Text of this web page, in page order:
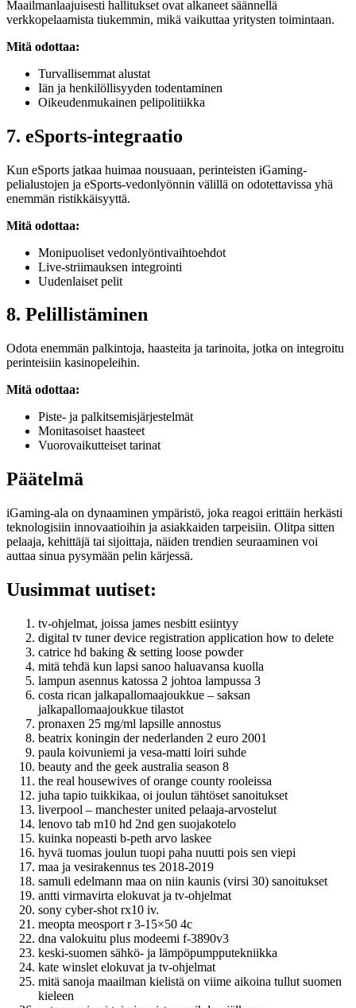
Maailmanlaajuisesti hallitukset ovat alkaneet säännellä
verkkopelaamista tiukemmin, mikä vaikuttaa yritysten toimintaan.
Mitä odottaa:
Turvallisemmat alustat
Iän ja henkilöllisyyden todentaminen
Oikeudenmukainen pelipolitiikka
7. eSports-integraatio
Kun eSports jatkaa huimaa nousuaan, perinteisten iGaming-
pelialustojen ja eSports-vedonlyönnin välillä on odotettavissa yhä
enemmän ristikkäisyyttä.
Mitä odottaa:
Monipuoliset vedonlyöntivaihtoehdot
Live-striimauksen integrointi
Uudenlaiset pelit
8. Pelillistäminen
Odota enemmän palkintoja, haasteita ja tarinoita, jotka on integroitu
perinteisiin kasinopeleihin.
Mitä odottaa:
Piste- ja palkitsemisjärjestelmät
Monitasoiset haasteet
Vuorovaikutteiset tarinat
Päätelmä
iGaming-ala on dynaaminen ympäristö, joka reagoi erittäin herkästi
teknologisiin innovaatioihin ja asiakkaiden tarpeisiin. Olitpa sitten
pelaaja, kehittäjä tai sijoittaja, näiden trendien seuraaminen voi
auttaa sinua pysymään pelin kärjessä.
Uusimmat uutiset:
tv-ohjelmat, joissa james nesbitt esiintyy
digital tv tuner device registration application how to delete
catrice hd baking & setting loose powder
mitä tehdä kun lapsi sanoo haluavansa kuolla
lampun asennus katossa 2 johtoa lampussa 3
costa rican jalkapallomaajoukkue – saksan
jalkapallomaajoukkue tilastot
pronaxen 25 mg/ml lapsille annostus
beatrix koningin der nederlanden 2 euro 2001
paula koivuniemi ja vesa-matti loiri suhde
beauty and the geek australia season 8
the real housewives of orange county rooleissa
juha tapio tuikkikaa, oi joulun tähtöset sanoitukset
liverpool – manchester united pelaaja-arvostelut
lenovo tab m10 hd 2nd gen suojakotelo
kuinka nopeasti b-peth arvo laskee
hyvä tuomas joulun tuopi paha nuutti pois sen viepi
maa ja vesirakennus tes 2018-2019
samuli edelmann maa on niin kaunis (virsi 30) sanoitukset
antti virmavirta elokuvat ja tv-ohjelmat
sony cyber-shot rx10 iv.
meopta meosport r 3-15×50 4c
dna valokuitu plus modeemi f-3890v3
keski-suomen sähkö- ja lämpöpumpputekniikka
kate winslet elokuvat ja tv-ohjelmat
mitä sanoja maailman kielistä on viime aikoina tullut suomen
kieleen